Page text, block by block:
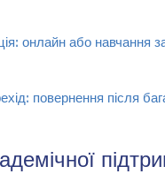
онлайн або навчання
повернення після